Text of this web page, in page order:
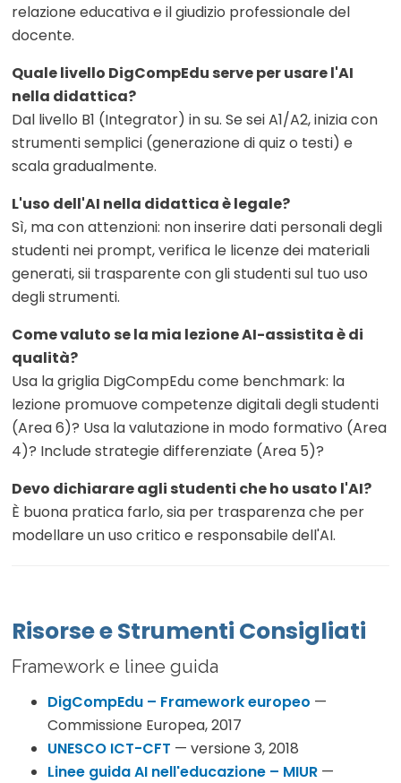
relazione educativa e il giudizio professionale del
docente.
Quale livello DigCompEdu serve per usare l'AI
nella didattica?
Dal livello B1 (Integrator) in su. Se sei A1/A2, inizia con
strumenti semplici (generazione di quiz o testi) e
scala gradualmente.
L'uso dell'AI nella didattica è legale?
Sì, ma con attenzioni: non inserire dati personali degli
studenti nei prompt, verifica le licenze dei materiali
generati, sii trasparente con gli studenti sul tuo uso
degli strumenti.
Come valuto se la mia lezione AI-assistita è di
qualità?
Usa la griglia DigCompEdu come benchmark: la
lezione promuove competenze digitali degli studenti
(Area 6)? Usa la valutazione in modo formativo (Area
4)? Include strategie differenziate (Area 5)?
Devo dichiarare agli studenti che ho usato l'AI?
È buona pratica farlo, sia per trasparenza che per
modellare un uso critico e responsabile dell'AI.
Risorse e Strumenti Consigliati
Framework e linee guida
DigCompEdu – Framework europeo —
Commissione Europea, 2017
UNESCO ICT-CFT — versione 3, 2018
Linee guida AI nell'educazione – MIUR —